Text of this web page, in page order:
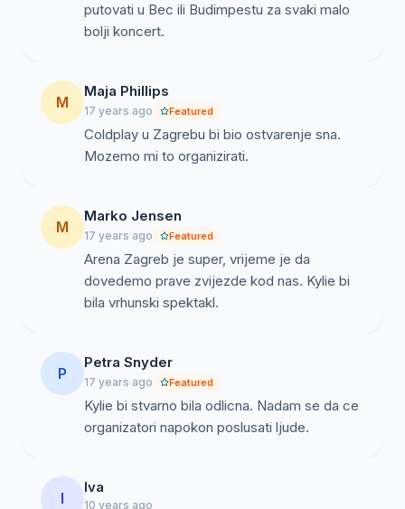
putovati u Bec ili Budimpestu za svaki malo
bolji koncert.
M
Maja Phillips
17 years ago Featured
Coldplay u Zagrebu bi bio ostvarenje sna.
Mozemo mi to organizirati.
M
Marko Jensen
17 years ago Featured
Arena Zagreb je super, vrijeme je da
dovedemo prave zvijezde kod nas. Kylie bi
bila vrhunski spektakl.
P
Petra Snyder
17 years ago Featured
Kylie bi stvarno bila odlicna. Nadam se da ce
organizatori napokon poslusati ljude.
I
Iva
10 years ago